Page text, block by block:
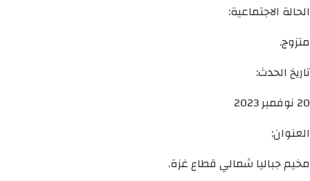
الحالة الاجتماعية:
متزوج.
تاريخ الحدث:
20 نوفمبر 2023
العنوان:
مخيم جباليا شمالي قطاع غزة.